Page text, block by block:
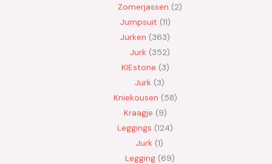
Zomerjassen 2
Jumpsuit 11
Jurken 363
Jurk 352
KIEstone 3
Jurk 3
Kniekousen 58
Kraagje 9
Leggings 124
Jurk 1
Legging 69